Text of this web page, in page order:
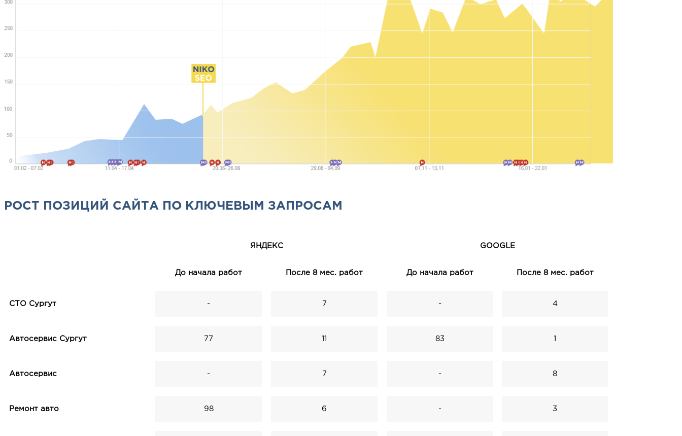
РОСТ ПОЗИЦИЙ САЙТА ПО КЛЮЧЕВЫМ ЗАПРОСАМ
ЯНДЕКС GOOGLE
До начала работ После 8 мес. работ До начала работ После 8 мес. работ
СТО Сургут - 7 - 4
Автосервис Сургут 77 11 83 1
Автосервис - 7 - 8
Ремонт авто 98 6 - 3